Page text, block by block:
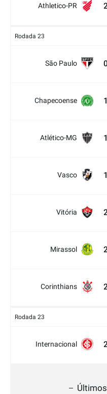
Athletico-PR
Rodada 23
São Paulo
Chapecoense
Atlético-MG
Vasco
Vitória
Mirassol
Corinthians
Rodada 23
Internacional